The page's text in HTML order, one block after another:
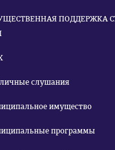
ПОДДЕРЖКА
слушания
имущество
программы